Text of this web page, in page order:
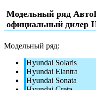
Модельный ряд
официальный дилер
Модельный ряд:
Hyundai Solaris
Hyundai Elantra
Hyundai Sonata